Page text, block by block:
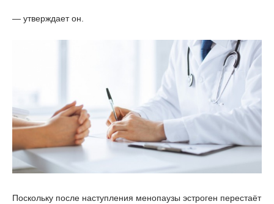
— утверждает он.
Поскольку после наступления менопаузы эстроген перестаёт